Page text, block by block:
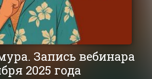
Запись вебинара
2025 года